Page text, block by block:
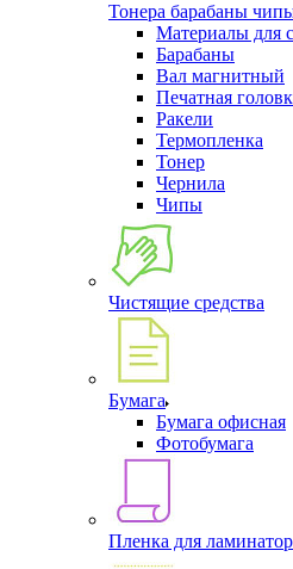
Тонера барабаны
Материалы для
Барабаны
Вал магнитный
Печатная
Ракели
Термопленка
Тонер
Чернила
Чипы
Чистящие средства
Бумага
Бумага офисная
Фотобумага
Пленка для